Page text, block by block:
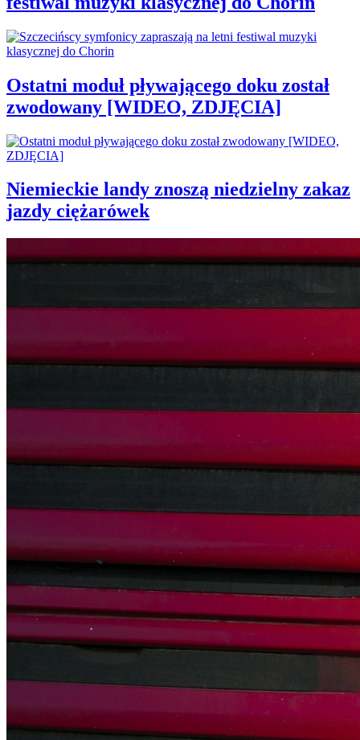
Ostatni moduł pływającego doku został
zwodowany [WIDEO, ZDJĘCIA]
Niemieckie landy znoszą niedzielny zakaz
jazdy ciężarówek